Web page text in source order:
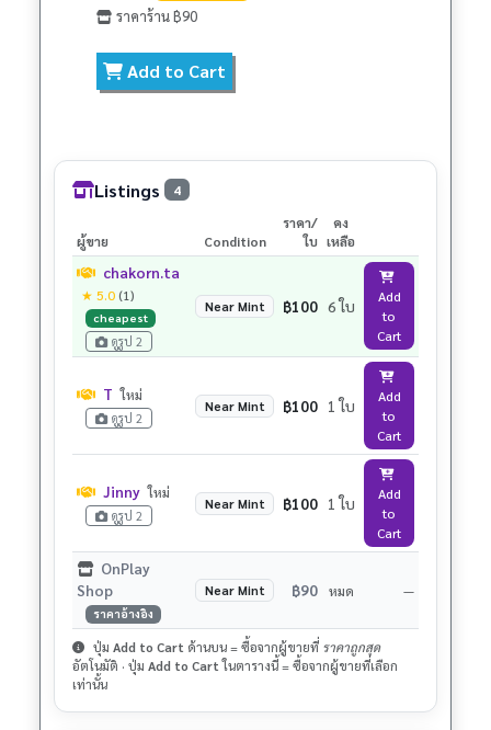
ราคาร้าน ฿90
Add to Cart
Listings 4
ผู้ขาย Condition
ราคา/
ใบ
คง
เหลือ
chakorn.ta
★ 5.0(1)
cheapest
ดูรูป 2
Near Mint ฿100 6 ใบ
Add
to
Cart
T ใหม่
ดูรูป 2
Near Mint ฿100 1 ใบ
Add
to
Cart
Jinny ใหม่
ดูรูป 2
Near Mint ฿100 1 ใบ
Add
to
Cart
OnPlay
Shop
ราคาอ้างอิง
Near Mint ฿90 หมด —
ปุ่ม Add to Cart ด้านบน = ซื้อจากผู้ขายที่ ราคาถูกสุด
อัตโนมัติ · ปุ่ม Add to Cart ในตารางนี้ = ซื้อจากผู้ขายที่เลือก
เท่านั้น